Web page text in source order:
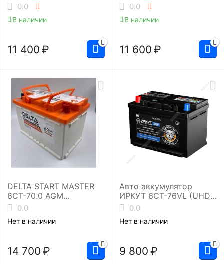
0.0
В наличии
11 400 ₽
(575 510 071)
0.0
В наличии
11 600 ₽
DELTA START MASTER
6CT-70.0 AGM
(L3/720EN)
батарея
0.0
Нет в наличии
14 700 ₽
Авто аккумулятор
ИРКУТ 6CT-76VL (UHD-
L3RU)
0.0
Нет в наличии
9 800 ₽